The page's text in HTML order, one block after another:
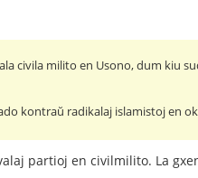
civila milito en Usono, dum kiu
kontraŭ radikalaj islamistoj en
partioj en civilmilito. La